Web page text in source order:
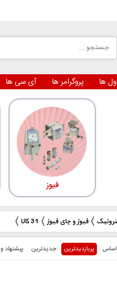
ها پروگرامر ها آی سی ها
فیوز
فیوز و جای فیوز 31 کالا
پربازدیدترین جدیدترین پیشنهاد